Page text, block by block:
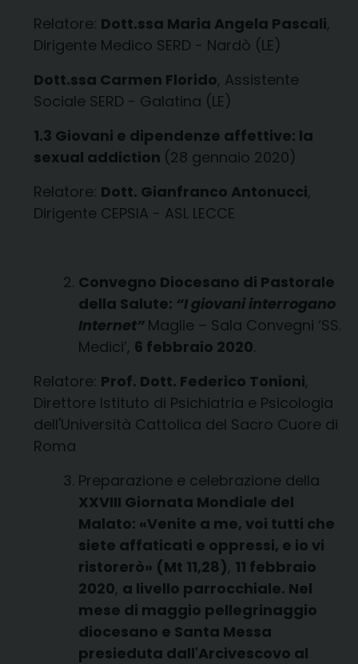
Relatore: Dott.ssa Maria Angela Pascali,
Dirigente Medico SERD - Nardò (LE)
Dott.ssa Carmen Florido, Assistente
Sociale SERD - Galatina (LE)
1.3 Giovani e dipendenze affettive: la
sexual addiction (28 gennaio 2020)
Relatore: Dott. Gianfranco Antonucci,
Dirigente CEPSIA - ASL LECCE
Convegno Diocesano di Pastorale
della Salute: “I giovani interrogano
Internet” Maglie – Sala Convegni ‘SS.
Medici’, 6 febbraio 2020.
Relatore: Prof. Dott. Federico Tonioni,
Direttore Istituto di Psichiatria e Psicologia
dell'Università Cattolica del Sacro Cuore di
Roma
Preparazione e celebrazione della
XXVIII Giornata Mondiale del
Malato: «Venite a me, voi tutti che
siete affaticati e oppressi, e io vi
ristorerò» (Mt 11,28), 11 febbraio
2020, a livello parrocchiale. Nel
mese di maggio pellegrinaggio
diocesano e Santa Messa
presieduta dall'Arcivescovo al